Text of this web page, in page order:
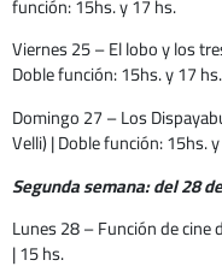
Viernes 25 – El lobo y los
Doble función: 15hs. y 17 hs.
Domingo 27 – Los
Velli) | Doble función: 15hs.
Segunda semana: del 28
Lunes 28 – Función de
| 15 hs.